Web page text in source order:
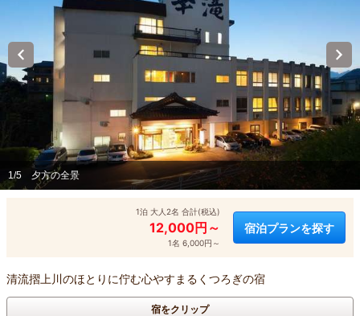
1/5 夕方の全景
1泊 大人2名 合計(税込)
12,000円～
1名 6,000円～
宿泊プランを探す
清流摺上川のほとりに佇む心やすまるくつろぎの宿
宿をクリップ